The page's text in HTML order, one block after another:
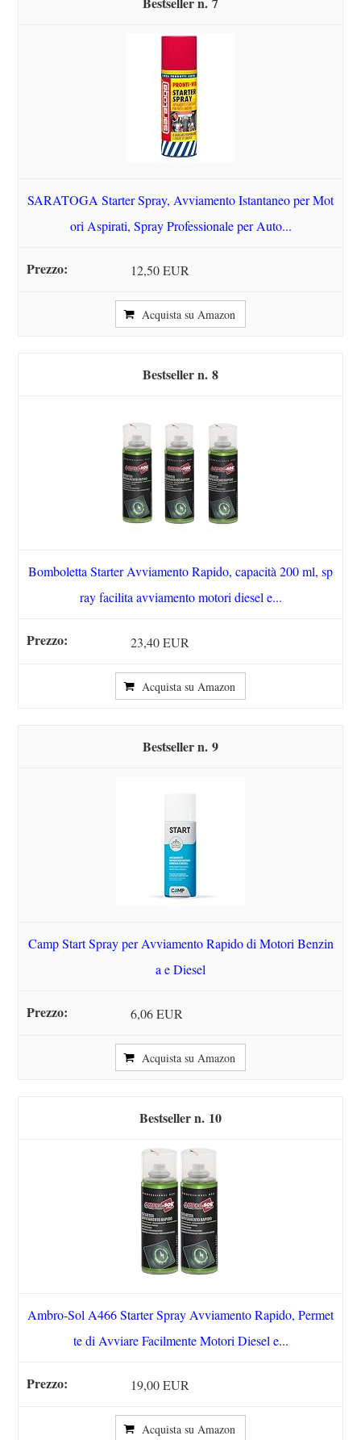
SARATOGA Starter Spray, Avviamento Istantaneo per Mot
ori Aspirati, Spray Professionale per Auto...
12,50 EUR
Acquista su Amazon
8
Bomboletta Starter Avviamento Rapido, capacità 200 ml, sp
ray facilita avviamento motori diesel e...
23,40 EUR
Acquista su Amazon
9
Camp Start Spray per Avviamento Rapido di Motori Benzin
a e Diesel
6,06 EUR
Acquista su Amazon
10
Ambro-Sol A466 Starter Spray Avviamento Rapido, Permet
te di Avviare Facilmente Motori Diesel e...
19,00 EUR
Acquista su Amazon